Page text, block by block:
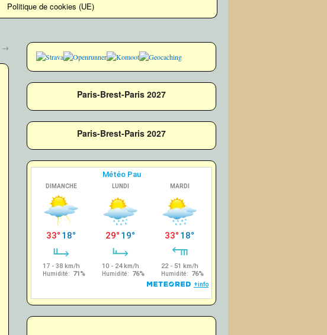
Politique de cookies (UE)
→
Paris-Brest-Paris 2027
Paris-Brest-Paris 2027